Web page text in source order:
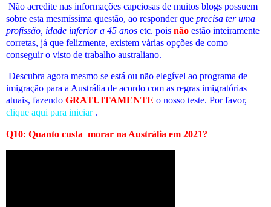
Não acredite nas informações capciosas de muitos blogs possuem
sobre esta mesmíssima questão, ao responder que precisa ter uma
profissão, idade inferior a 45 anos etc. pois não estão inteiramente
corretas, já que felizmente, existem várias opções de como
conseguir o visto de trabalho australiano.
Descubra agora mesmo se está ou não elegível ao programa de
imigração para a Austrália de acordo com as regras imigratórias
atuais, fazendo GRATUITAMENTE o nosso teste. Por favor,
clique aqui para iniciar .
Q10: Quanto custa morar na Austrália em 2021?